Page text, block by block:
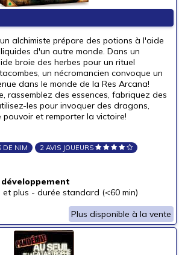
ans)
ans)
et +)
alchimiste prépare des potions à l'aide
d'un autre monde. Dans un
broie des herbes pour un rituel
un nécromancien convoque un
dans le monde de la Res Arcana!
rassemblez des essences, fabriquez des
les pour invoquer des dragons,
et remporter la victoire!
DE NIM
2 AVIS JOUEURS
et plus - durée standard (<60 min)
Plus disponible à la vente